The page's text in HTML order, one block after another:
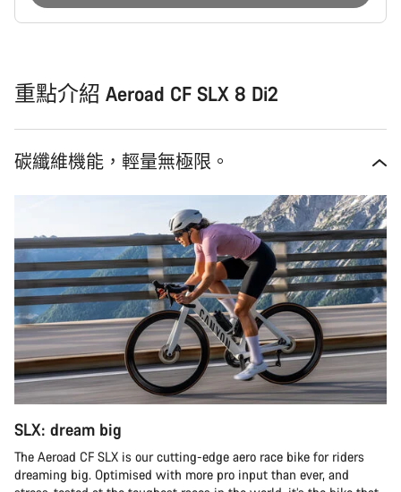
因
重點介紹 Aeroad CF SLX 8 Di2
碳纖維機能，輕量無極限。
SLX: dream big
The Aeroad CF SLX is our cutting-edge aero race bike for riders
dreaming big. Optimised with more pro input than ever, and